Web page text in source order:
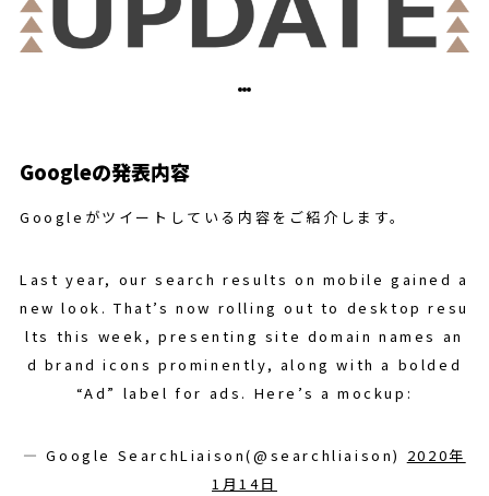
Googleの発表内容
Googleがツイートしている内容をご紹介します。
Last year, our search results on mobile gained a
new look. That’s now rolling out to desktop resu
lts this week, presenting site domain names an
d brand icons prominently, along with a bolded
“Ad” label for ads. Here’s a mockup:
— Google SearchLiaison(@searchliaison) 2020年
1月14日